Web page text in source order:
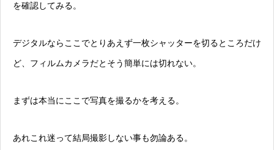
を確認してみる。
デジタルならここでとりあえず一枚シャッターを切るところだけ
ど、フィルムカメラだとそう簡単には切れない。
まずは本当にここで写真を撮るかを考える。
あれこれ迷って結局撮影しない事も勿論ある。